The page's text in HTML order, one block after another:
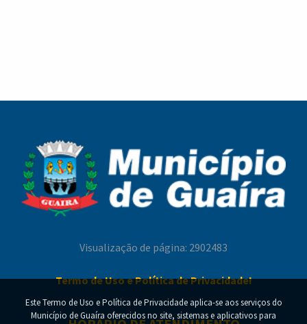
Visualização de página: 2902483
Termo de Uso e Política de Privacidade!
Este Termo de Uso e Política de Privacidade aplica-se aos serviços do
Município de Guaíra oferecidos no site, sistemas e aplicativos para